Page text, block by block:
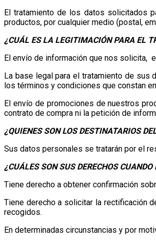
El tratamiento de los datos solicitados
productos, por cualquier medio (postal,
¿CUÁL ES LA LEGITIMACIÓN PARA EL
El envío de información que nos solicita,
La base legal para el tratamiento de sus
los términos y condiciones que constan
El envío de promociones de nuestros
contrato de compra ni la petición de
¿QUIENES SON LOS DESTINATARIOS
Sus datos personales se tratarán por el
¿CUÁLES SON SUS DERECHOS
Tiene derecho a obtener confirmación
Tiene derecho a solicitar la rectificación
recogidos.
En determinadas circunstancias y por